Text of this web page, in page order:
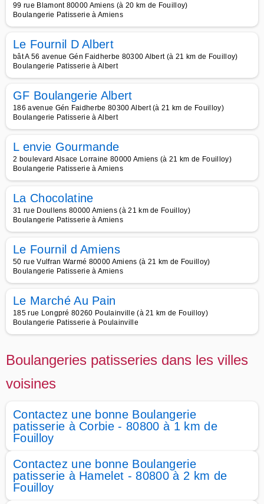
99 rue Blamont 80000 Amiens (à 20 km de Fouilloy)
Boulangerie Patisserie à Amiens
Le Fournil D Albert
bât A 56 avenue Gén Faidherbe 80300 Albert (à 21 km de Fouilloy)
Boulangerie Patisserie à Albert
GF Boulangerie Albert
186 avenue Gén Faidherbe 80300 Albert (à 21 km de Fouilloy)
Boulangerie Patisserie à Albert
L envie Gourmande
2 boulevard Alsace Lorraine 80000 Amiens (à 21 km de Fouilloy)
Boulangerie Patisserie à Amiens
La Chocolatine
31 rue Doullens 80000 Amiens (à 21 km de Fouilloy)
Boulangerie Patisserie à Amiens
Le Fournil d Amiens
50 rue Vulfran Warmé 80000 Amiens (à 21 km de Fouilloy)
Boulangerie Patisserie à Amiens
Le Marché Au Pain
185 rue Longpré 80260 Poulainville (à 21 km de Fouilloy)
Boulangerie Patisserie à Poulainville
Boulangeries patisseries dans les villes
voisines
Contactez une bonne Boulangerie
patisserie à Corbie - 80800 à 1 km de
Fouilloy
Contactez une bonne Boulangerie
patisserie à Hamelet - 80800 à 2 km de
Fouilloy